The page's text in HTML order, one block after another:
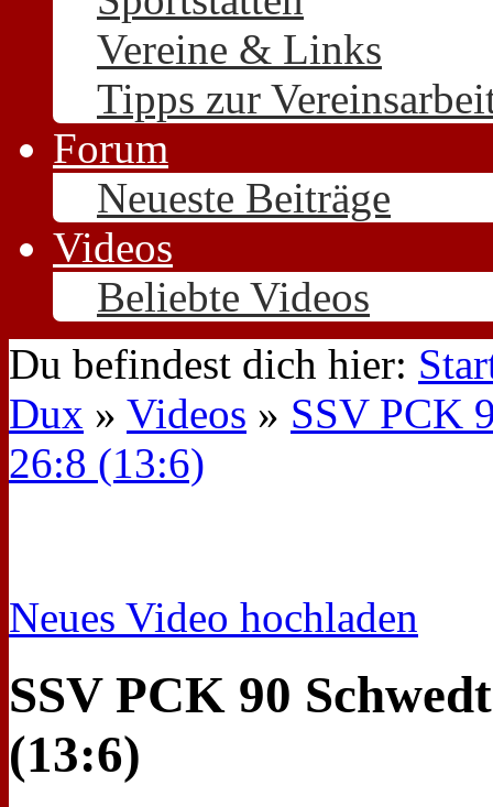
Vereine & Links
Tipps zur
Forum
Neueste Beiträge
Videos
Beliebte Videos
Du befindest dich hier:
Dux » Videos » SSV PCK
26:8 (13:6)
Neues Video hochladen
SSV PCK 90
(13:6)